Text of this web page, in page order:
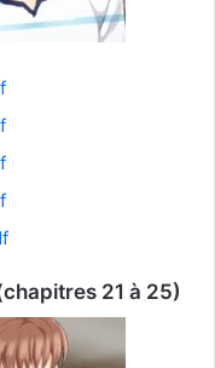
21 à 25)